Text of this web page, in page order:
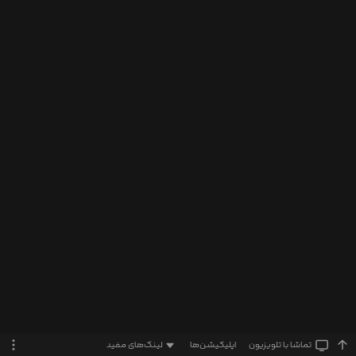
تماشا‌ با تلویزیون اپلیکیشن‌ها لینک‌های مفید